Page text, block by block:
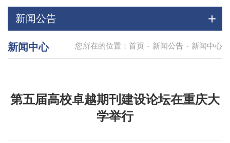
新闻公告
您所在的位置： 首页 - 新闻公告 - 新闻中心
新闻中心
第五届高校卓越期刊建设论坛在重庆大
学举行